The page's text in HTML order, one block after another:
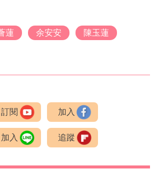
蓮 余安安 陳玉蓮
訂閱 加入
加入 追蹤